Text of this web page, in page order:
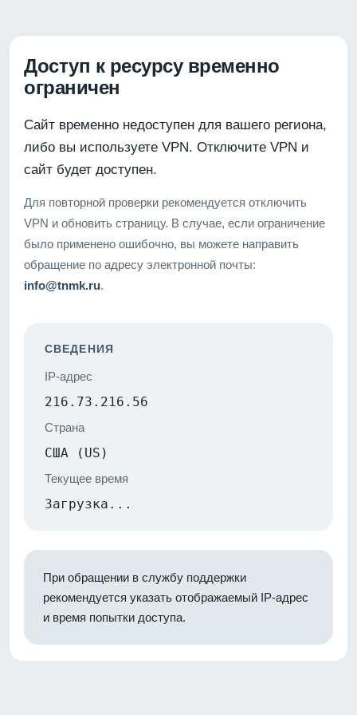
Доступ к ресурсу временно
ограничен
Сайт временно недоступен для вашего региона,
либо вы используете VPN. Отключите VPN и
сайт будет доступен.
Для повторной проверки рекомендуется отключить
VPN и обновить страницу. В случае, если ограничение
было применено ошибочно, вы можете направить
обращение по адресу электронной почты:
info@tnmk.ru.
СВЕДЕНИЯ
IP-адрес
216.73.216.56
Страна
США (US)
Текущее время
Загрузка...
При обращении в службу поддержки
рекомендуется указать отображаемый IP-адрес
и время попытки доступа.